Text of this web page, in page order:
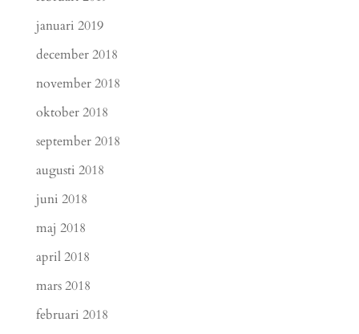
januari 2019
december 2018
november 2018
oktober 2018
september 2018
augusti 2018
juni 2018
maj 2018
april 2018
mars 2018
februari 2018